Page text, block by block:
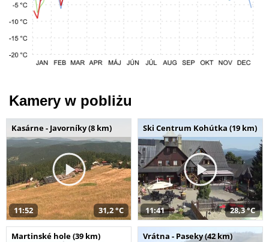
Kamery w pobliżu
Kasárne - Javorníky (8 km)
11:52 31,2 °C
Ski Centrum Kohútka (19 km)
11:41 28,3 °C
Martinské hole (39 km) Vrátna - Paseky (42 km)